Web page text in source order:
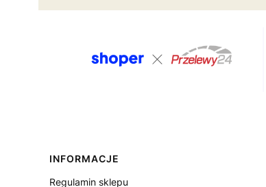
Linki w stopce
INFORMACJE
Regulamin sklepu